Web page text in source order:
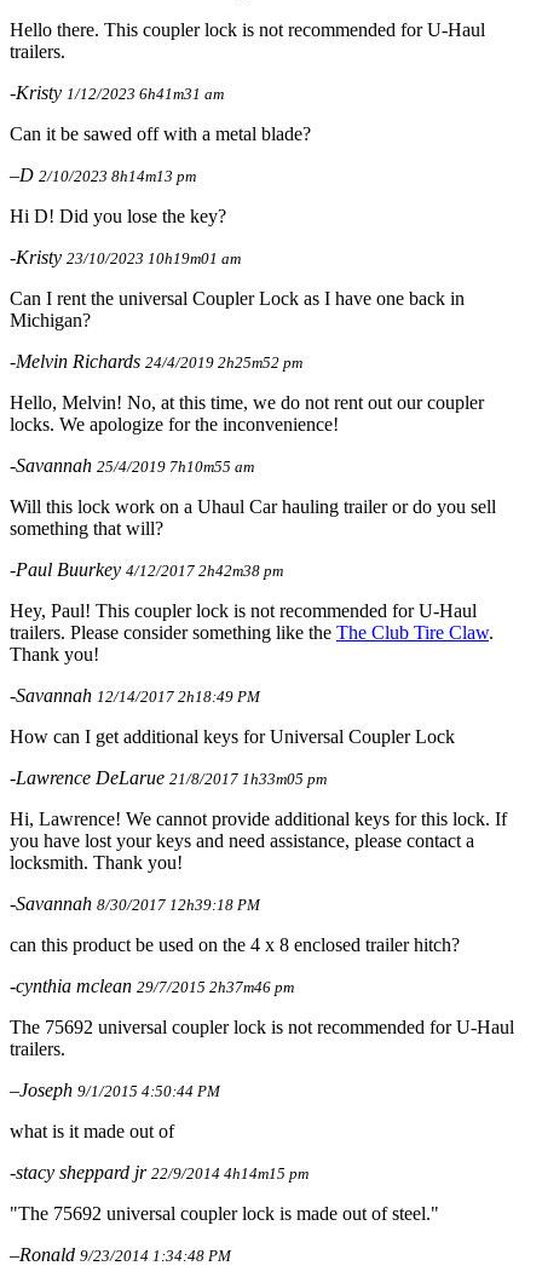
Hello there. This coupler lock is not recommended for U-Haul
trailers.
-Kristy 1/12/2023 6h41m31 am
Can it be sawed off with a metal blade?
–D 2/10/2023 8h14m13 pm
Hi D! Did you lose the key?
-Kristy 23/10/2023 10h19m01 am
Can I rent the universal Coupler Lock as I have one back in
Michigan?
-Melvin Richards 24/4/2019 2h25m52 pm
Hello, Melvin! No, at this time, we do not rent out our coupler
locks. We apologize for the inconvenience!
-Savannah 25/4/2019 7h10m55 am
Will this lock work on a Uhaul Car hauling trailer or do you sell
something that will?
-Paul Buurkey 4/12/2017 2h42m38 pm
Hey, Paul! This coupler lock is not recommended for U-Haul
trailers. Please consider something like the The Club Tire Claw.
Thank you!
-Savannah 12/14/2017 2h18:49 PM
How can I get additional keys for Universal Coupler Lock
-Lawrence DeLarue 21/8/2017 1h33m05 pm
Hi, Lawrence! We cannot provide additional keys for this lock. If
you have lost your keys and need assistance, please contact a
locksmith. Thank you!
-Savannah 8/30/2017 12h39:18 PM
can this product be used on the 4 x 8 enclosed trailer hitch?
-cynthia mclean 29/7/2015 2h37m46 pm
The 75692 universal coupler lock is not recommended for U-Haul
trailers.
–Joseph 9/1/2015 4:50:44 PM
what is it made out of
-stacy sheppard jr 22/9/2014 4h14m15 pm
"The 75692 universal coupler lock is made out of steel."
–Ronald 9/23/2014 1:34:48 PM